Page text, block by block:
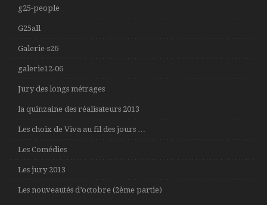
g25-people
G25all
Galerie-s26
galerie12-06
Jury des longs métrages
la quinzaine des réalisateurs 2013
Les choix de Viva au fil des jours …
Les Comédies
Les jury 2013
Les nouveautés d’octobre (2ème partie)